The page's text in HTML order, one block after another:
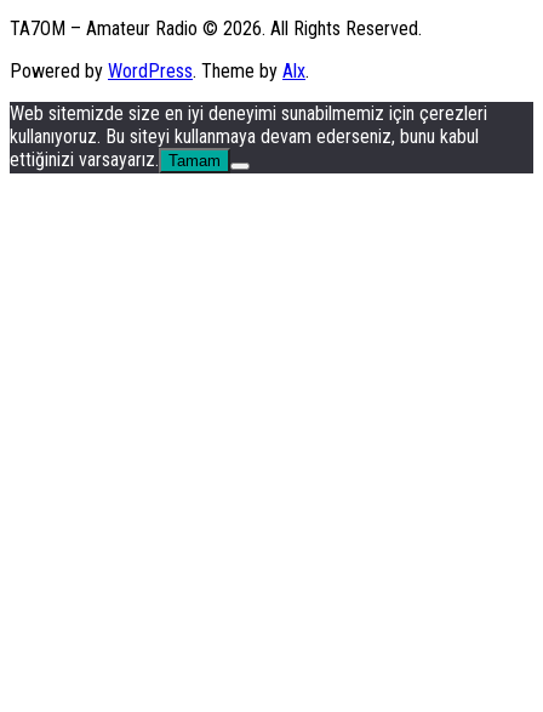
TA7OM – Amateur Radio © 2026. All Rights Reserved.
Powered by WordPress. Theme by Alx.
Web sitemizde size en iyi deneyimi sunabilmemiz için çerezleri
kullanıyoruz. Bu siteyi kullanmaya devam ederseniz, bunu kabul
ettiğinizi varsayarız. Tamam